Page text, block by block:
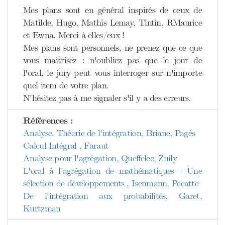
Mes plans sont en général inspirés de ceux de
Matilde, Hugo, Mathis Lemay, Tintin, RMaurice
et Ewna. Merci à elles/eux !
Mes plans sont personnels, ne prenez que ce que
vous maitrisez : n'oubliez pas que le jour de
l'oral, le jury peut vous interroger sur n'importe
quel item de votre plan.
N'hésitez pas à me signaler s'il y a des erreurs.
Références :
Analyse. Théorie de l'intégration, Briane, Pagès
Calcul Intégral , Faraut
Analyse pour l'agrégation, Queffelec, Zuily
L'oral à l'agrégation de mathématiques - Une
sélection de développements , Isenmann, Pecatte
De l'intégration aux probabilités, Garet,
Kurtzman